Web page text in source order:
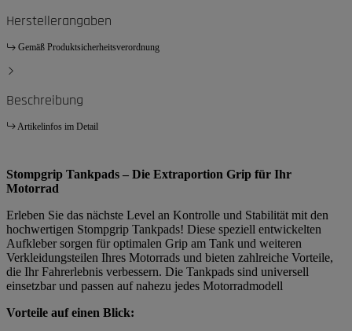
Herstellerangaben
Gemäß Produktsicherheitsverordnung
Beschreibung
Artikelinfos im Detail
Stompgrip Tankpads – Die Extraportion Grip für Ihr
Motorrad
Erleben Sie das nächste Level an Kontrolle und Stabilität mit den
hochwertigen Stompgrip Tankpads! Diese speziell entwickelten
Aufkleber sorgen für optimalen Grip am Tank und weiteren
Verkleidungsteilen Ihres Motorrads und bieten zahlreiche Vorteile,
die Ihr Fahrerlebnis verbessern. Die Tankpads sind universell
einsetzbar und passen auf nahezu jedes Motorradmodell
Vorteile auf einen Blick: